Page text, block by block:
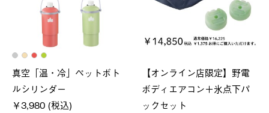
真空「温・冷」ペットボト
ルシリンダー
￥3,980 (税込)
【オンライン店限定】野電
ボディエアコン＋氷点下パ
ックセット